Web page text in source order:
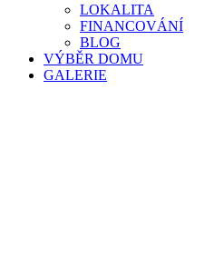
LOKALITA
FINANCOVÁNÍ
BLOG
VÝBĚR DOMU
GALERIE